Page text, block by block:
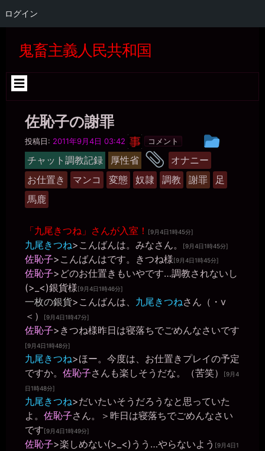
ログイン
ン
テ
ス
プ
鬼畜主義人民共和国
佐恥子の謝罪
投稿日: 2011年9月4日 03:42
黒
水
晶
務
局
コメント
グ
ル
チャット調教記録 厚性省
タ
グ
オナニー
お仕置き
マンコ 変態 奴隷 調教 謝罪
足
馬鹿
「九尾きつね」さんが入室！ [9月4日1時45分]
九尾きつね>こんばんは。みなさん。 [9月4日1時45分]
佐恥子>こんばんはです。きつね様[9月4日1時45分]
佐恥子>どのお仕置きもいやです…調教されないし
(>_<)銀貨様[9月4日1時46分]
一枚の銀貨>こんばんは、 九尾きつねさん（・v
＜）
[9月4日1時47分]
佐恥子>きつね様昨日は寝落ちでごめんなさいです
[9月4日1時48分]
九尾きつね>ほー。今度は、お仕置きプレイの予定
ですか。 佐恥子さんも楽しそうだな。（苦笑）
[9月4
日1時48分]
九尾きつね>だいたいそうだろうなと思っていた
よ。 佐恥子さん。＞昨日は寝落ちでごめんなさい
です[9月4日1時49分]
佐恥子>楽しめない(>_<)うう…やらないよう [9月4日1
2026年6月25日 - 20:37
雨の日には、外でオシッコを着衣のまま漏らすのも良いんじゃない
miiki0119
整体は3件だと３時間+移動時間かかるんで土曜か日曜に行きたいと
思います。。
きちくくん
2026年6月25日 - 20:38
まんずりばかりしてるからミスるんだよ
miiki0119
2026年6月25日 - 20:39
うう。。外でお漏らしなんて。。
きちくくん
2026年6月25日 - 20:39
濡れたまま電車の中とか、中で漏らす分には平気ですね
2026年6月25日 - 20:40
うう。。申し訳ありません。。今日は午前中に2回とお昼休みに1
回、午後に1回トイレでオナニーしちゃって、注意力が足りてません
でした。。
きちくくん
2026年6月25日 - 20:40
おまんこいじってお給料もらえる仕事とかうらやましいです
miiki0119
2026年6月25日 - 20:40
そんな。。電車の中でなんて。。
miiki0119
2026年6月25日 - 20:41
うう。。そういうわけじゃ。。
きちくくん
2026年6月25日 - 20:41
うんこよりはいいでしょ？笑
一枚の銀貨
2026年6月25日 - 20:41
三度の飯みたいなオナニー三昧だな（笑）